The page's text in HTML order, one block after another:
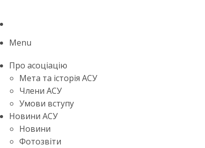
Menu
Про асоціацію
Мета та історія АСУ
Члени АСУ
Умови вступу
Новини АСУ
Новини
Фотозвіти